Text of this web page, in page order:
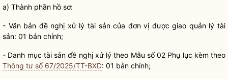
a) Thành phần hồ sơ:
- Văn bản đề nghị xử lý tài sản của đơn vị được giao quản lý tài
sản: 01 bản chính;
- Danh mục tài sản đề nghị xử lý theo Mẫu số 02 Phụ lục kèm theo
Thông tư số 67/2025/TT-BXD: 01 bản chính;